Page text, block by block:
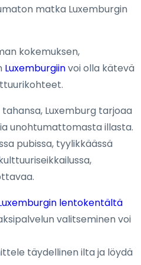
matka Luxemburgin
kokemuksen,
Luxemburgiinvoi olla kätevä
Luxemburg tarjoaa
unohtumattomasta illasta.
pubissa, tyylikkäässä
lentokentältä
valitseminen voi
täydellinen ilta ja löydä